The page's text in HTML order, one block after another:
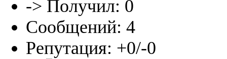
-> Получил: 0
Сообщений: 4
Репутация: +0/-0